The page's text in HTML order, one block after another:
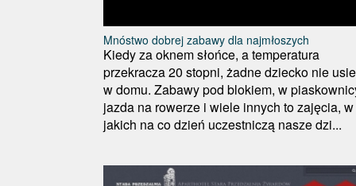
Mnóstwo dobrej zabawy dla najmłoszych
Kiedy za oknem słońce, a temperatura
przekracza 20 stopni, żadne dziecko nie
w domu. Zabawy pod blokiem, w
jazda na rowerze i wiele innych to zajęcia, w
jakich na co dzień uczestniczą nasze dzi...